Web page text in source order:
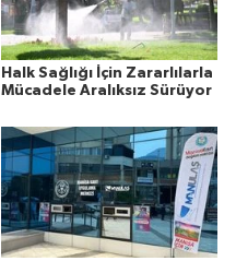
Halk Sağlığı İçin Zararlılarla
Mücadele Aralıksız Sürüyor